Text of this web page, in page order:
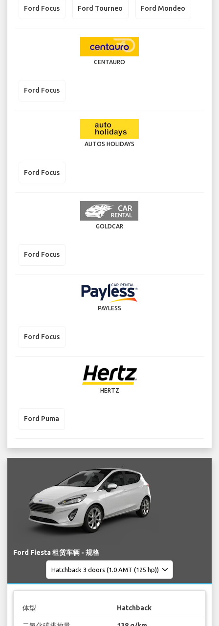
Ford Focus Ford Tourneo Ford Mondeo
CENTAURO
Ford Focus
AUTOS HOLIDAYS
Ford Focus
GOLDCAR
Ford Focus
PAYLESS
Ford Focus
HERTZ
Ford Puma
Ford Fiesta 租赁车辆 - 规格
体型 Hatchback